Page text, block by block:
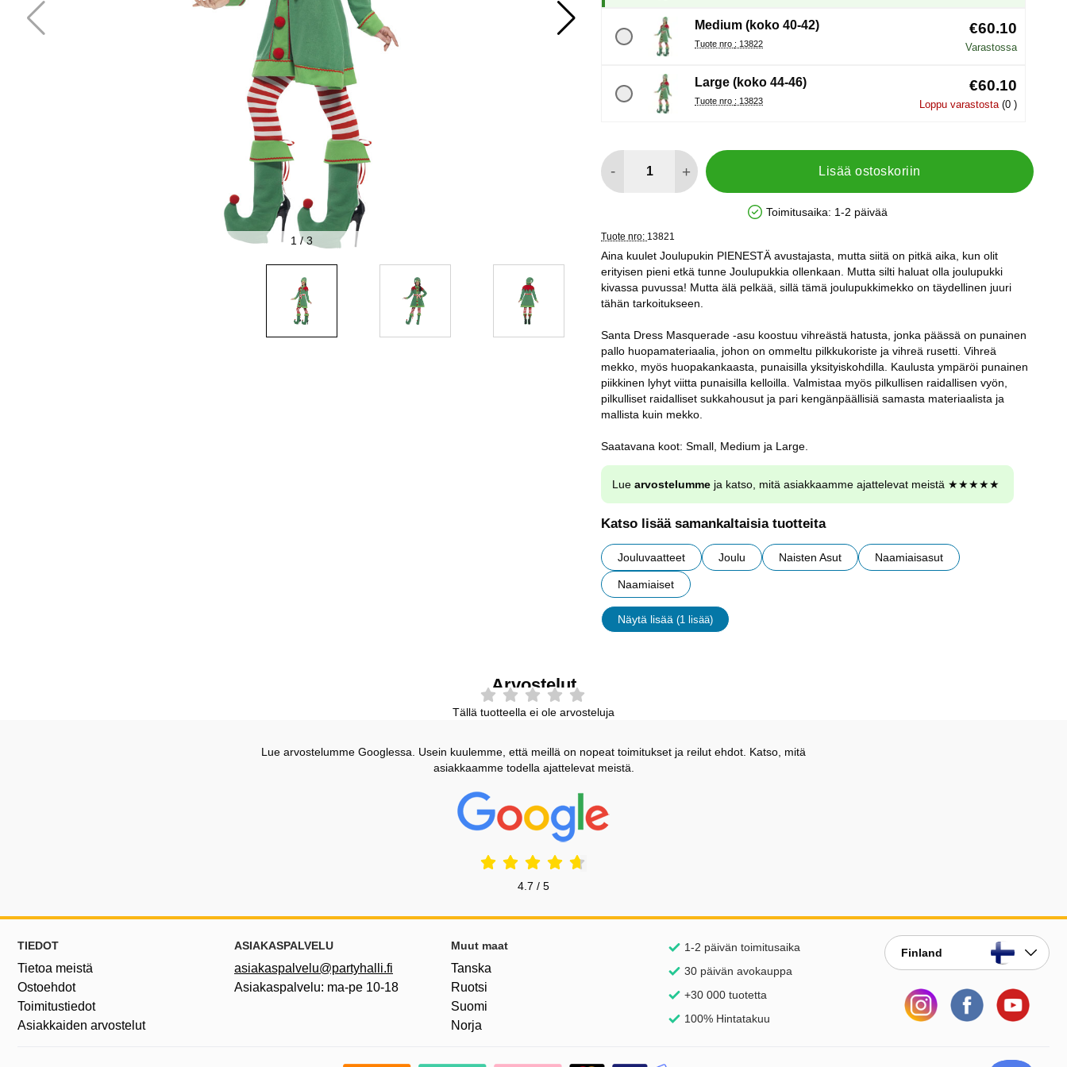
1 /3
Medium (koko 40-42)
Tuote nro : 13822
€60.10
Varastossa
Large (koko 44-46)
Tuote nro : 13823
€60.10
Loppu varastosta(0 )
- + Lisää ostoskoriin
Saatavuus: Varastossa
Toimitusaika: 1-2 päivää
Tuote nro: 13821
Aina kuulet Joulupukin PIENESTÄ avustajasta, mutta siitä on pitkä aika, kun olit
erityisen pieni etkä tunne Joulupukkia ollenkaan. Mutta silti haluat olla joulupukki
kivassa puvussa! Mutta älä pelkää, sillä tämä joulupukkimekko on täydellinen juuri
tähän tarkoitukseen.
Santa Dress Masquerade -asu koostuu vihreästä hatusta, jonka päässä on punainen
pallo huopamateriaalia, johon on ommeltu pilkkukoriste ja vihreä rusetti. Vihreä
mekko, myös huopakankaasta, punaisilla yksityiskohdilla. Kaulusta ympäröi punainen
piikkinen lyhyt viitta punaisilla kelloilla. Valmistaa myös pilkullisen raidallisen vyön,
pilkulliset raidalliset sukkahousut ja pari kengänpäällisiä samasta materiaalista ja
mallista kuin mekko.
Saatavana koot: Small, Medium ja Large.
Lue arvostelumme ja katso, mitä asiakkaamme ajattelevat meistä ★★★★★
Katso lisää samankaltaisia tuotteita
Jouluvaatteet Joulu Naisten Asut Naamiaisasut
Naamiaiset
Näytä lisää (1 lisää)
ominaisuudet
Arvostelut
Tällä tuotteella ei ole arvosteluja
Lue arvostelumme Googlessa. Usein kuulemme, että meillä on nopeat toimitukset ja reilut ehdot. Katso, mitä
asiakkaamme todella ajattelevat meistä.
Prisjakt Arvostelu: 4.7 Tähdet
4.7 / 5
Alatunnisteen sisältö Sekalaista tietoa ja linkkejä
TIEDOT
Tietoa meistä
Ostoehdot
Toimitustiedot
Asiakkaiden arvostelut
ASIAKASPALVELU
asiakaspalvelu@partyhalli.fi
Asiakaspalvelu: ma-pe 10-18
Muut maat
Tanska
Ruotsi
Suomi
Norja
1-2 päivän toimitusaika
30 päivän avokauppa
+30 000 tuotetta
100% Hintatakuu
Finland